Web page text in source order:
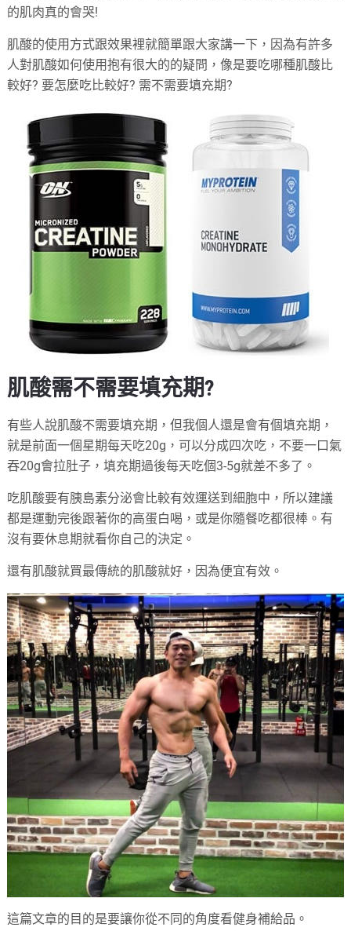
的肌肉真的會哭!
肌酸的使用方式跟效果裡就簡單跟大家講一下，因為有許多
人對肌酸如何使用抱有很大的的疑問，像是要吃哪種肌酸比
較好? 要怎麼吃比較好? 需不需要填充期?
肌酸需不需要填充期?
有些人說肌酸不需要填充期，但我個人還是會有個填充期，
就是前面一個星期每天吃20g，可以分成四次吃，不要一口氣
吞20g會拉肚子，填充期過後每天吃個3-5g就差不多了。
吃肌酸要有胰島素分泌會比較有效運送到細胞中，所以建議
都是運動完後跟著你的高蛋白喝，或是你隨餐吃都很棒。有
沒有要休息期就看你自己的決定。
還有肌酸就買最傳統的肌酸就好，因為便宜有效。
這篇文章的目的是要讓你從不同的角度看健身補給品。